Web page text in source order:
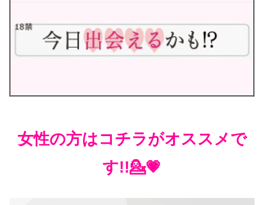
女性の方はコチラがオススメで
す!!💁💗